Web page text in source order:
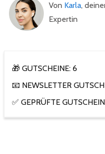
Von Karla,
Expertin
🎁 GUTSCHEINE: 6
📧 NEWSLETTER
✅ GEPRÜFTE